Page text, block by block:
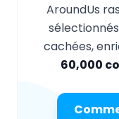
AroundUs
cachées,
60,000